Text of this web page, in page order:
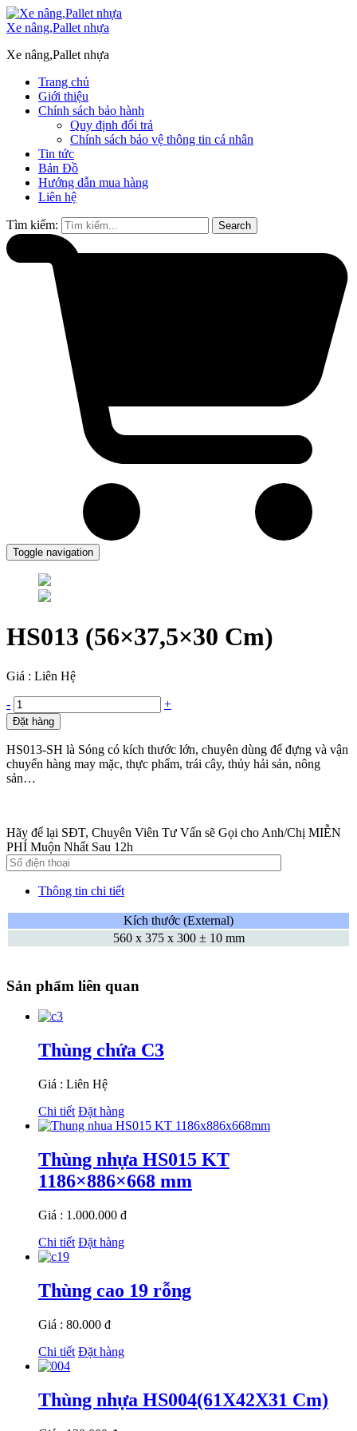
Xe nâng,Pallet nhựa
Xe nâng,Pallet nhựa
Trang chủ
Giới thiệu
Chính sách bảo hành
Quy định đổi trả
Chính sách bảo vệ thông tin cá nhân
Tin tức
Bản Đồ
Hướng dẫn mua hàng
Liên hệ
Tìm kiếm: Search
Toggle navigation
HS013 (56×37,5×30 Cm)
Giá : Liên Hệ
- +
Đặt hàng
HS013-SH là Sóng có kích thước lớn, chuyên dùng để đựng và vận
chuyển hàng may mặc, thực phẩm, trái cây, thủy hải sản, nông
sản…
Hãy để lại SĐT, Chuyên Viên Tư Vấn sẽ Gọi cho Anh/Chị MIỄN
PHÍ Muộn Nhất Sau 12h
Thông tin chi tiết
Kích thước (External)
560 x 375 x 300 ± 10 mm
Sản phẩm liên quan
Thùng chứa C3
Giá : Liên Hệ
Chi tiết Đặt hàng
Thùng nhựa HS015 KT
1186×886×668 mm
Giá : 1.000.000 đ
Chi tiết Đặt hàng
Thùng cao 19 rỗng
Giá : 80.000 đ
Chi tiết Đặt hàng
Thùng nhựa HS004(61X42X31 Cm)